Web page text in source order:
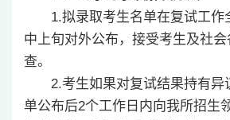
1.拟录取考生名单在复试工作
中上旬对外公布，接受考生及社
查。
2.考生如果对复试结果持有异
单公布后2个工作日内向我所招生